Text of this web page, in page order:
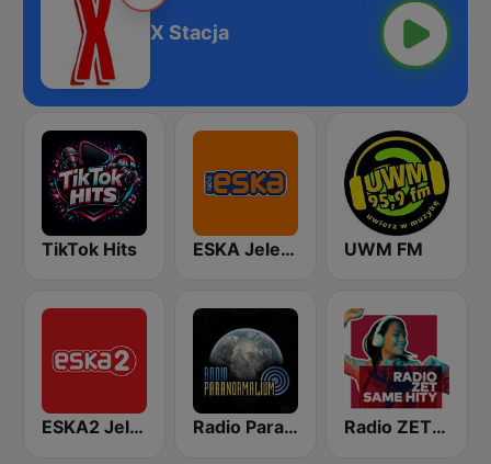
X Stacja
TikTok Hits ESKA Jelenia Góra UWM FM
ESKA2 Jelenia Góra Radio Paranormalium Radio ZET Same Hity